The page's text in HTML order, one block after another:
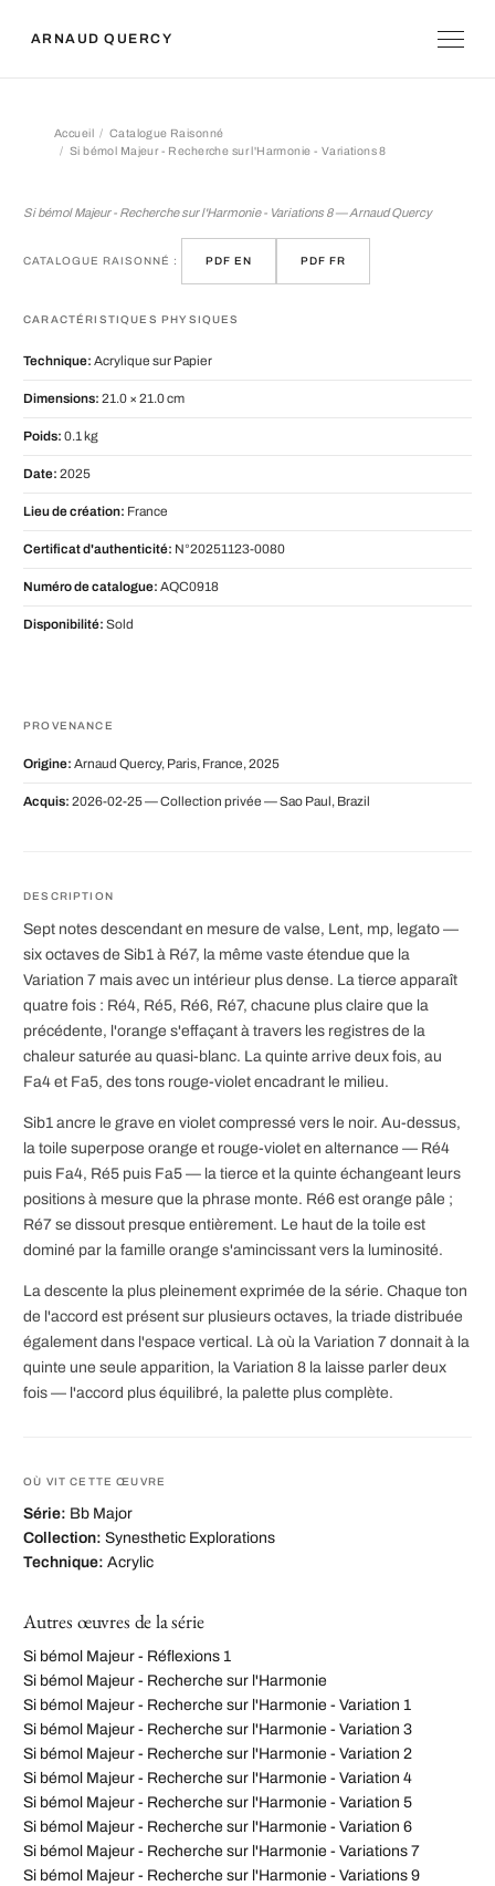
ARNAUD QUERCY
Accueil
Catalogue Raisonné
Si bémol Majeur - Recherche sur l'Harmonie - Variations 8
Si bémol Majeur - Recherche sur l'Harmonie - Variations 8 — Arnaud Quercy
CATALOGUE RAISONNÉ : PDF EN PDF FR
CARACTÉRISTIQUES PHYSIQUES
Technique: Acrylique sur Papier
Dimensions: 21.0 × 21.0 cm
Poids: 0.1 kg
Date: 2025
Lieu de création: France
Certificat d'authenticité: N°20251123-0080
Numéro de catalogue: AQC0918
Disponibilité: Sold
PROVENANCE
Origine: Arnaud Quercy, Paris, France, 2025
Acquis: 2026-02-25 — Collection privée — Sao Paul, Brazil
DESCRIPTION
Sept notes descendant en mesure de valse, Lent, mp, legato —
six octaves de Sib1 à Ré7, la même vaste étendue que la
Variation 7 mais avec un intérieur plus dense. La tierce apparaît
quatre fois : Ré4, Ré5, Ré6, Ré7, chacune plus claire que la
précédente, l'orange s'effaçant à travers les registres de la
chaleur saturée au quasi-blanc. La quinte arrive deux fois, au
Fa4 et Fa5, des tons rouge-violet encadrant le milieu.
Sib1 ancre le grave en violet compressé vers le noir. Au-dessus,
la toile superpose orange et rouge-violet en alternance — Ré4
puis Fa4, Ré5 puis Fa5 — la tierce et la quinte échangeant leurs
positions à mesure que la phrase monte. Ré6 est orange pâle ;
Ré7 se dissout presque entièrement. Le haut de la toile est
dominé par la famille orange s'amincissant vers la luminosité.
La descente la plus pleinement exprimée de la série. Chaque ton
de l'accord est présent sur plusieurs octaves, la triade distribuée
également dans l'espace vertical. Là où la Variation 7 donnait à la
quinte une seule apparition, la Variation 8 la laisse parler deux
fois — l'accord plus équilibré, la palette plus complète.
OÙ VIT CETTE ŒUVRE
Série: Bb Major
Collection: Synesthetic Explorations
Technique: Acrylic
Autres œuvres de la série
Si bémol Majeur - Réflexions 1
Si bémol Majeur - Recherche sur l'Harmonie
Si bémol Majeur - Recherche sur l'Harmonie - Variation 1
Si bémol Majeur - Recherche sur l'Harmonie - Variation 3
Si bémol Majeur - Recherche sur l'Harmonie - Variation 2
Si bémol Majeur - Recherche sur l'Harmonie - Variation 4
Si bémol Majeur - Recherche sur l'Harmonie - Variation 5
Si bémol Majeur - Recherche sur l'Harmonie - Variation 6
Si bémol Majeur - Recherche sur l'Harmonie - Variations 7
Si bémol Majeur - Recherche sur l'Harmonie - Variations 9